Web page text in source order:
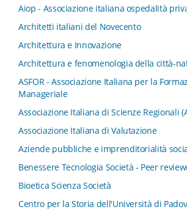
Aiop - Associazione italiana ospedalità
Architetti italiani del Novecento
Architettura e Innovazione
Architettura e fenomenologia della città-
ASFOR - Associazione Italiana per la
Manageriale
Associazione Italiana di Scienze Regionali
Associazione Italiana di Valutazione
Aziende pubbliche e imprenditorialità
Benessere Tecnologia Società - Peer
Bioetica Scienza Società
Centro per la Storia dell'Università di